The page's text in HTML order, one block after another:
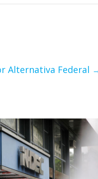
Alternativa Federal